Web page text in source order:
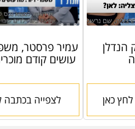
הנדלן
כאן
עמיר פרסטר,
עושים קודם
לצפייה בכתבה